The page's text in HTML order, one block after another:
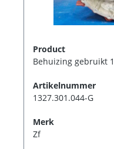
Product
Behuizing gebruikt
Artikelnummer
1327.301.044-G
Merk
Zf